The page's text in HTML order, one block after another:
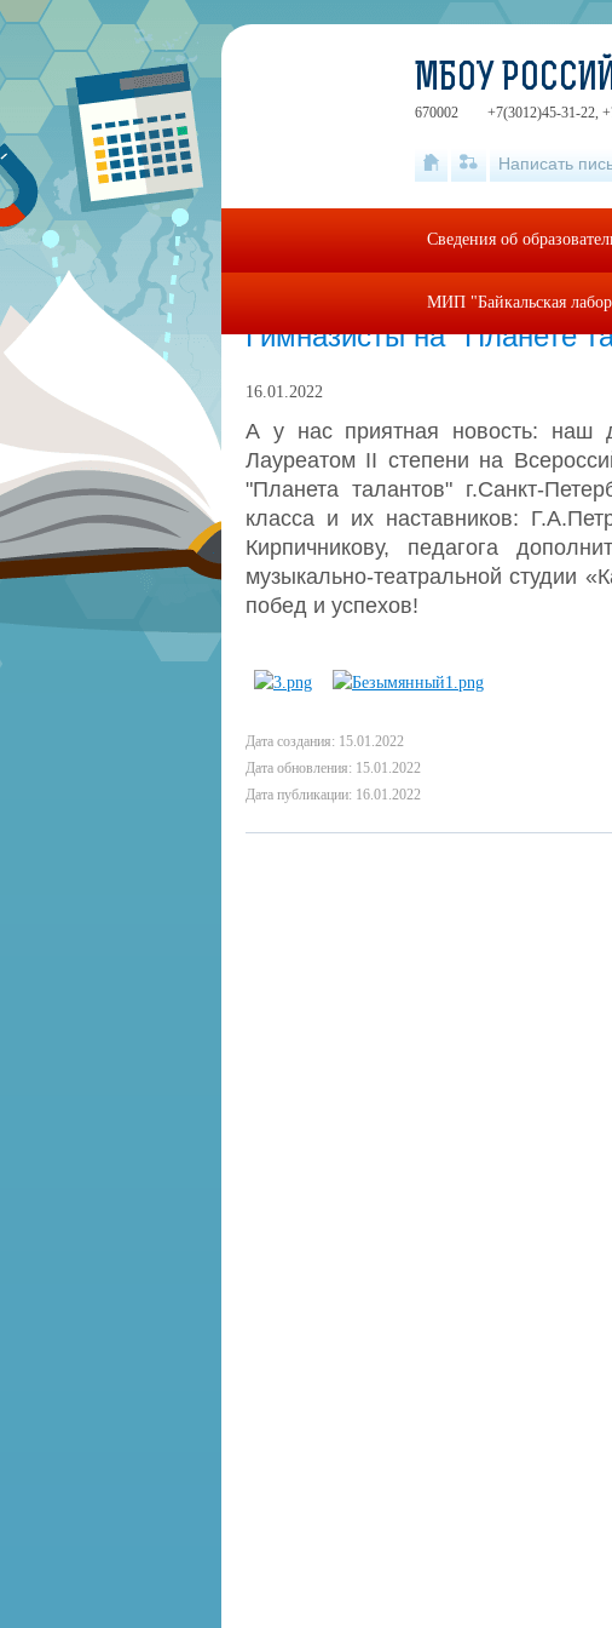
Гимназисты на "Планете
16.01.2022
А у нас приятная новость: наш
Лауреатом II степени на
"Планета талантов" г.Санкт-
класса и их наставников:
Кирпичникову, педагога
музыкально-театральной студии
побед и успехов!
Дата создания: 15.01.2022
Дата обновления: 15.01.2022
Дата публикации: 16.01.2022
МБОУ
670002 +7(3012)45-31-22,
Написать
Сведения об
МИП "Байкальская